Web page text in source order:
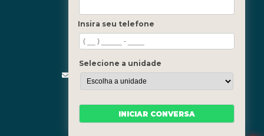
Fale Conosco
(21) 3619-5657
(21) 99390-3850
contato@fisioterapiainvestigativa.com
Segunda a sexta, das 7h às 21h
Insira seu telefone
Selecione a unidade
INICIAR CONVERSA